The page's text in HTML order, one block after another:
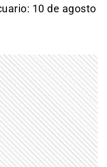
10 de agosto